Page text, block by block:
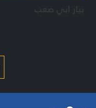
بيار ابي صعب